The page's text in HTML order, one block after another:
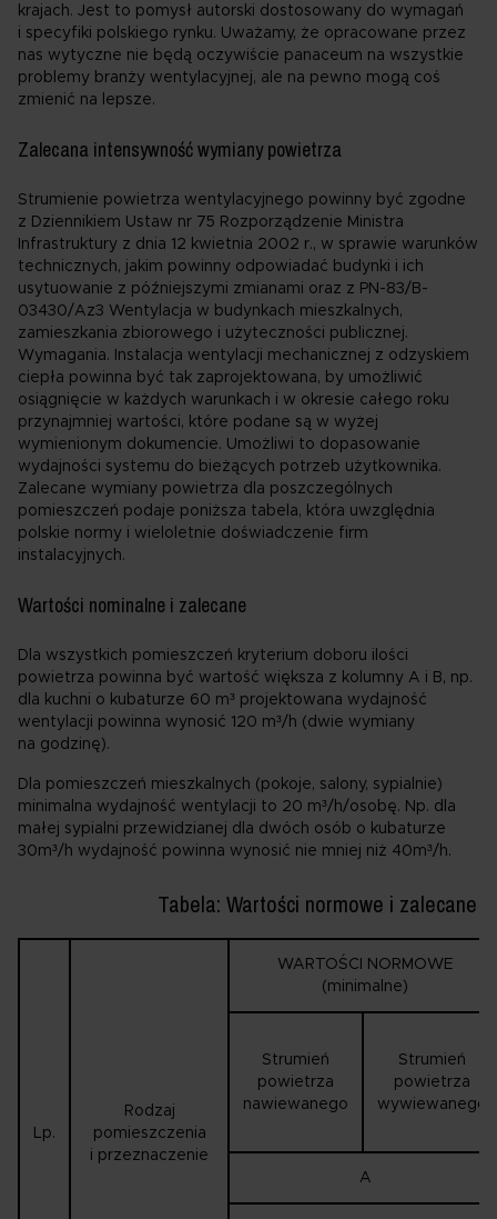
krajach. Jest to pomysł autorski dostosowany do wymagań
i specyfiki polskiego rynku. Uważamy, że opracowane przez
nas wytyczne nie będą oczywiście panaceum na wszystkie
problemy branży wentylacyjnej, ale na pewno mogą coś
zmienić na lepsze.
Zalecana intensywność wymiany powietrza
Strumienie powietrza wentylacyjnego powinny być zgodne
z Dziennikiem Ustaw nr 75 Rozporządzenie Ministra
Infrastruktury z dnia 12 kwietnia 2002 r., w sprawie warunków
technicznych, jakim powinny odpowiadać budynki i ich
usytuowanie z późniejszymi zmianami oraz z PN-83/B-
03430/Az3 Wentylacja w budynkach mieszkalnych,
zamieszkania zbiorowego i użyteczności publicznej.
Wymagania. Instalacja wentylacji mechanicznej z odzyskiem
ciepła powinna być tak zaprojektowana, by umożliwić
osiągnięcie w każdych warunkach i w okresie całego roku
przynajmniej wartości, które podane są w wyżej
wymienionym dokumencie. Umożliwi to dopasowanie
wydajności systemu do bieżących potrzeb użytkownika.
Zalecane wymiany powietrza dla poszczególnych
pomieszczeń podaje poniższa tabela, która uwzględnia
polskie normy i wieloletnie doświadczenie firm
instalacyjnych.
Wartości nominalne i zalecane
Dla wszystkich pomieszczeń kryterium doboru ilości
powietrza powinna być wartość większa z kolumny A i B, np.
dla kuchni o kubaturze 60 m³ projektowana wydajność
wentylacji powinna wynosić 120 m³/h (dwie wymiany
na godzinę).
Dla pomieszczeń mieszkalnych (pokoje, salony, sypialnie)
minimalna wydajność wentylacji to 20 m³/h/osobę. Np. dla
małej sypialni przewidzianej dla dwóch osób o kubaturze
30m³/h wydajność powinna wynosić nie mniej niż 40m³/h.
Tabela: Wartości normowe i zalecane
Lp.
Rodzaj
pomieszczenia
i przeznaczenie
WARTOŚCI NORMOWE
(minimalne)
Strumień
powietrza
nawiewanego
Strumień
powietrza
wywiewanego
A